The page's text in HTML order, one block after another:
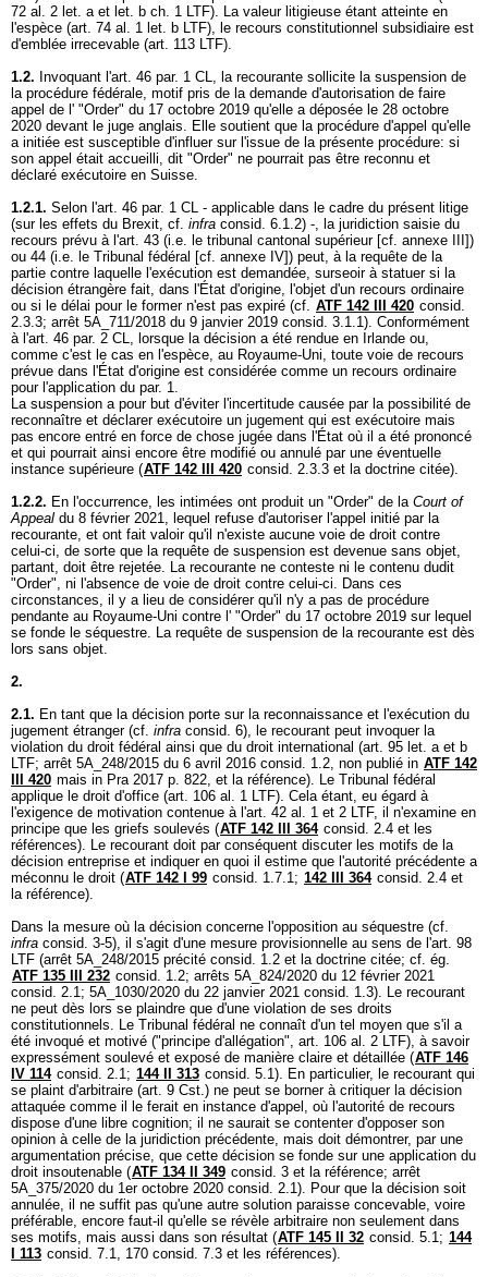
72 al. 2 let. a et let. b ch. 1 LTF). La valeur litigieuse étant atteinte en
l'espèce (art. 74 al. 1 let. b LTF), le recours constitutionnel subsidiaire est
d'emblée irrecevable (art. 113 LTF).
1.2. Invoquant l'art. 46 par. 1 CL, la recourante sollicite la suspension de
la procédure fédérale, motif pris de la demande d'autorisation de faire
appel de l' "Order" du 17 octobre 2019 qu'elle a déposée le 28 octobre
2020 devant le juge anglais. Elle soutient que la procédure d'appel qu'elle
a initiée est susceptible d'influer sur l'issue de la présente procédure: si
son appel était accueilli, dit "Order" ne pourrait pas être reconnu et
déclaré exécutoire en Suisse.
1.2.1. Selon l'art. 46 par. 1 CL - applicable dans le cadre du présent litige
(sur les effets du Brexit, cf. infra consid. 6.1.2) -, la juridiction saisie du
recours prévu à l'art. 43 (i.e. le tribunal cantonal supérieur [cf. annexe III])
ou 44 (i.e. le Tribunal fédéral [cf. annexe IV]) peut, à la requête de la
partie contre laquelle l'exécution est demandée, surseoir à statuer si la
décision étrangère fait, dans l'État d'origine, l'objet d'un recours ordinaire
ou si le délai pour le former n'est pas expiré (cf. ATF 142 III 420 consid.
2.3.3; arrêt 5A_711/2018 du 9 janvier 2019 consid. 3.1.1). Conformément
à l'art. 46 par. 2 CL, lorsque la décision a été rendue en Irlande ou,
comme c'est le cas en l'espèce, au Royaume-Uni, toute voie de recours
prévue dans l'État d'origine est considérée comme un recours ordinaire
pour l'application du par. 1.
La suspension a pour but d'éviter l'incertitude causée par la possibilité de
reconnaître et déclarer exécutoire un jugement qui est exécutoire mais
pas encore entré en force de chose jugée dans l'État où il a été prononcé
et qui pourrait ainsi encore être modifié ou annulé par une éventuelle
instance supérieure (ATF 142 III 420 consid. 2.3.3 et la doctrine citée).
1.2.2. En l'occurrence, les intimées ont produit un "Order" de la Court of
Appeal du 8 février 2021, lequel refuse d'autoriser l'appel initié par la
recourante, et ont fait valoir qu'il n'existe aucune voie de droit contre
celui-ci, de sorte que la requête de suspension est devenue sans objet,
partant, doit être rejetée. La recourante ne conteste ni le contenu dudit
"Order", ni l'absence de voie de droit contre celui-ci. Dans ces
circonstances, il y a lieu de considérer qu'il n'y a pas de procédure
pendante au Royaume-Uni contre l' "Order" du 17 octobre 2019 sur lequel
se fonde le séquestre. La requête de suspension de la recourante est dès
lors sans objet.
2.
2.1. En tant que la décision porte sur la reconnaissance et l'exécution du
jugement étranger (cf. infra consid. 6), le recourant peut invoquer la
violation du droit fédéral ainsi que du droit international (art. 95 let. a et b
LTF; arrêt 5A_248/2015 du 6 avril 2016 consid. 1.2, non publié in ATF 142
III 420 mais in Pra 2017 p. 822, et la référence). Le Tribunal fédéral
applique le droit d'office (art. 106 al. 1 LTF). Cela étant, eu égard à
l'exigence de motivation contenue à l'art. 42 al. 1 et 2 LTF, il n'examine en
principe que les griefs soulevés (ATF 142 III 364 consid. 2.4 et les
références). Le recourant doit par conséquent discuter les motifs de la
décision entreprise et indiquer en quoi il estime que l'autorité précédente a
méconnu le droit (ATF 142 I 99 consid. 1.7.1; 142 III 364 consid. 2.4 et
la référence).
Dans la mesure où la décision concerne l'opposition au séquestre (cf.
infra consid. 3-5), il s'agit d'une mesure provisionnelle au sens de l'art. 98
LTF (arrêt 5A_248/2015 précité consid. 1.2 et la doctrine citée; cf. ég.
ATF 135 III 232 consid. 1.2; arrêts 5A_824/2020 du 12 février 2021
consid. 2.1; 5A_1030/2020 du 22 janvier 2021 consid. 1.3). Le recourant
ne peut dès lors se plaindre que d'une violation de ses droits
constitutionnels. Le Tribunal fédéral ne connaît d'un tel moyen que s'il a
été invoqué et motivé ("principe d'allégation", art. 106 al. 2 LTF), à savoir
expressément soulevé et exposé de manière claire et détaillée (ATF 146
IV 114 consid. 2.1; 144 II 313 consid. 5.1). En particulier, le recourant qui
se plaint d'arbitraire (art. 9 Cst.) ne peut se borner à critiquer la décision
attaquée comme il le ferait en instance d'appel, où l'autorité de recours
dispose d'une libre cognition; il ne saurait se contenter d'opposer son
opinion à celle de la juridiction précédente, mais doit démontrer, par une
argumentation précise, que cette décision se fonde sur une application du
droit insoutenable (ATF 134 II 349 consid. 3 et la référence; arrêt
5A_375/2020 du 1er octobre 2020 consid. 2.1). Pour que la décision soit
annulée, il ne suffit pas qu'une autre solution paraisse concevable, voire
préférable, encore faut-il qu'elle se révèle arbitraire non seulement dans
ses motifs, mais aussi dans son résultat (ATF 145 II 32 consid. 5.1; 144
I 113 consid. 7.1, 170 consid. 7.3 et les références).